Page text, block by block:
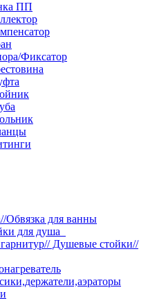
ПП
Фиксатор
для ванны
для душа
Душевые стойки//